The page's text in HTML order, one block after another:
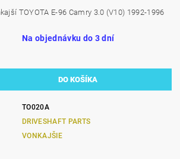
TOYOTA E-96 Camry 3.0 (V10) 1992-1996
Na objednávku do 3 dní
TO020A
DRIVESHAFT PARTS
VONKAJŠIE